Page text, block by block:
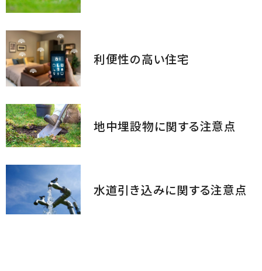
利便性の高い住宅
地中埋設物に関する注意点
水道引き込みに関する注意点